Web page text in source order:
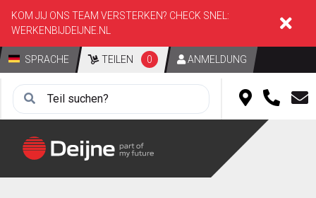
KOM JIJ ONS TEAM VERSTERKEN? CHECK SNEL:
WERKENBIJDEIJNE.NL
SPRACHE TEILEN 0 ANMELDUNG